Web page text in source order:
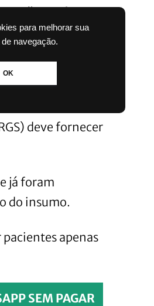
para melhorar sua
navegação.
OK
justifica
de doença
em contato
obteve sucesso.
deve fornecer
já foram
do insumo.
apenas
SEM PAGAR